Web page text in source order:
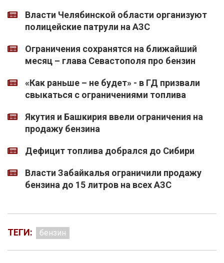
Власти Челябинской области организуют
полицейские патрули на АЗС
Ограничения сохранятся на ближайший
месяц – глава Севастополя про бензин
«Как раньше – не будет» - в ГД призвали
свыкаться с ограничениями топлива
Якутия и Башкирия ввели ограничения на
продажу бензина
Дефицит топлива добрался до Сибири
Власти Забайкалья ограничили продажу
бензина до 15 литров на всех АЗС
ТЕГИ: бензин